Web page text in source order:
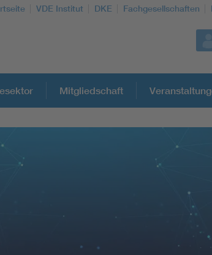
VDE Institut DKE Fachgesellschaften
Themen
Mitgliedschaft